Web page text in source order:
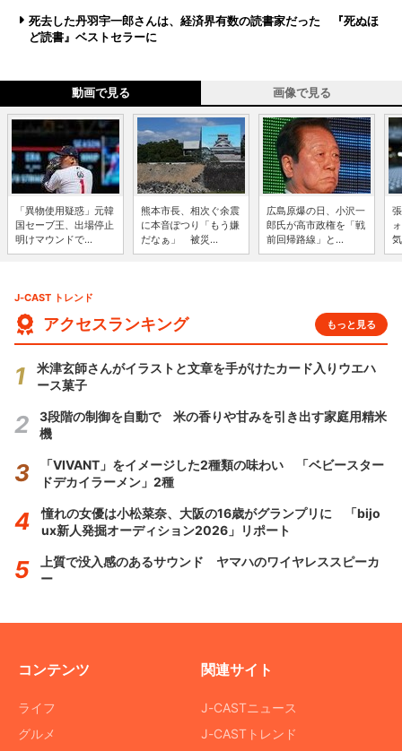
死去した丹羽宇一郎さんは、経済界有数の読書家だった 『死ぬほ
ど読書』ベストセラーに
動画で見る 画像で見る
「異物使用疑惑」元韓
国セーブ王、出場停止
明けマウンドで...
熊本市長、相次ぐ余震
に本音ぽつり「もう嫌
だなぁ」 被災...
広島原爆の日、小沢一
郎氏が高市政権を「戦
前回帰路線」と...
J-CAST トレンド
アクセスランキング もっと見る
米津玄師さんがイラストと文章を手がけたカード入りウエハ
ース菓子
3段階の制御を自動で 米の香りや甘みを引き出す家庭用精米
機
「VIVANT」をイメージした2種類の味わい 「ベビースター
ドデカイラーメン」2種
憧れの女優は小松菜奈、大阪の16歳がグランプリに 「bijo
ux新人発掘オーディション2026」リポート
上質で没入感のあるサウンド ヤマハのワイヤレススピーカ
ー
コンテンツ
ライフ
グルメ
関連サイト
J-CASTニュース
J-CASTトレンド